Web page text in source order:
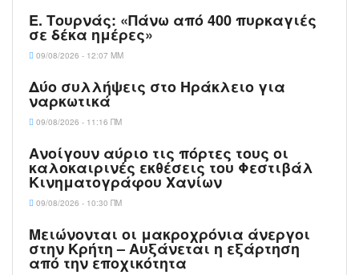
Ε. Τουρνάς: «Πάνω από 400 πυρκαγιές
σε δέκα ημέρες»
09/08/2026 - 12:07 ΜΜ
Δύο συλλήψεις στο Ηράκλειο για
ναρκωτικά
09/08/2026 - 11:16 ΠΜ
Ανοίγουν αύριο τις πόρτες τους οι
καλοκαιρινές εκθέσεις του Φεστιβάλ
Κινηματογράφου Χανίων
09/08/2026 - 10:30 ΠΜ
Μειώνονται οι μακροχρόνια άνεργοι
στην Κρήτη – Αυξάνεται η εξάρτηση
από την εποχικότητα